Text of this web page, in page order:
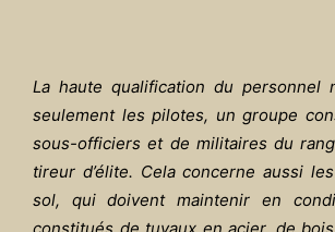
La haute qualification du personnel
seulement les pilotes, un groupe
sous-officiers et de militaires du
tireur d’élite. Cela concerne aussi
sol, qui doivent maintenir en
constitués de tuyaux en acier, de